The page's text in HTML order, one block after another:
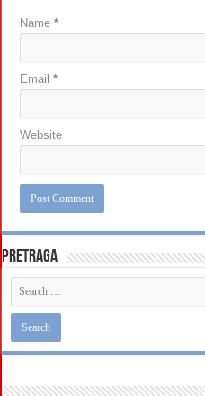
Name*
Email*
Website
Pretraga